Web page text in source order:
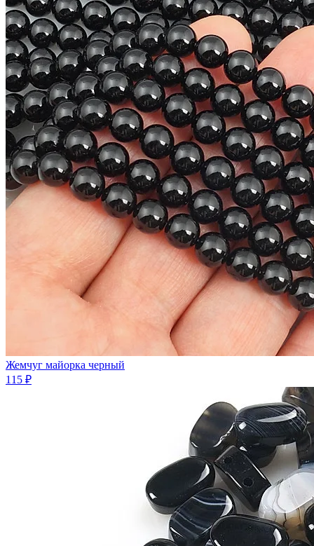
Жемчуг майорка черный
115 ₽